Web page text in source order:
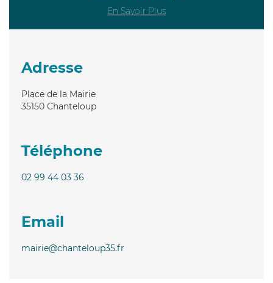
En Savoir Plus
Adresse
Place de la Mairie
35150 Chanteloup
Téléphone
02 99 44 03 36
Email
mairie@chanteloup35.fr